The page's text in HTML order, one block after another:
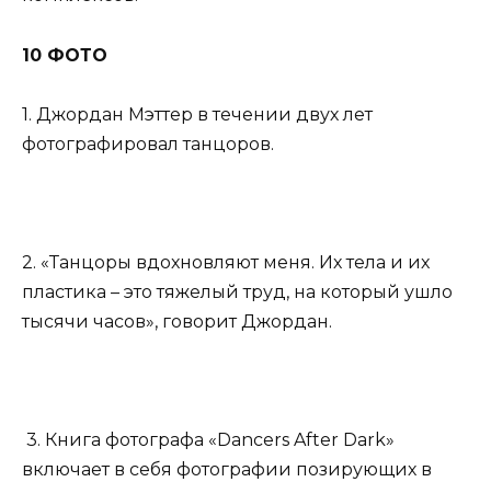
10 ФОТО
1. Джордан Мэттер в течении двух лет
фотографировал танцоров.
2. «Танцоры вдохновляют меня. Их тела и их
пластика – это тяжелый труд, на который ушло
тысячи часов», говорит Джордан.
3. Книга фотографа «Dancers After Dark»
включает в себя фотографии позирующих в